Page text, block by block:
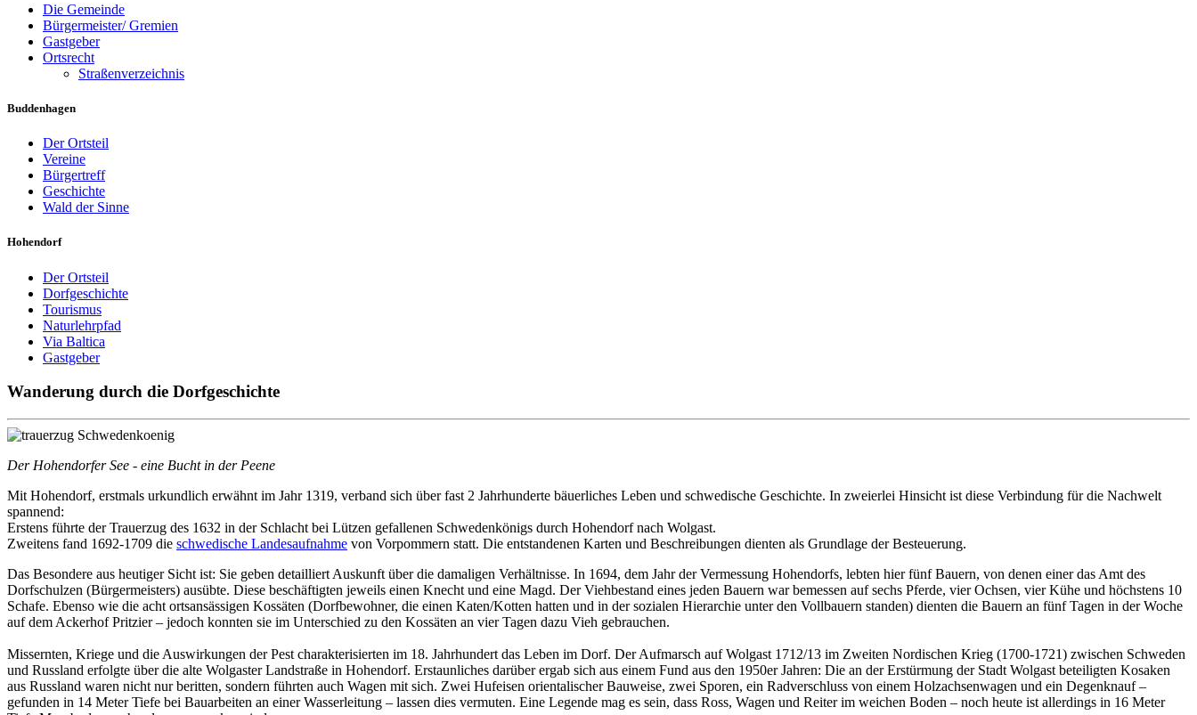
Die Gemeinde
Bürgermeister/ Gremien
Gastgeber
Ortsrecht
Straßenverzeichnis
Buddenhagen
Der Ortsteil
Vereine
Bürgertreff
Geschichte
Wald der Sinne
Hohendorf
Der Ortsteil
Dorfgeschichte
Tourismus
Naturlehrpfad
Via Baltica
Gastgeber
Wanderung durch die Dorfgeschichte
Der Hohendorfer See - eine Bucht in der Peene
Mit Hohendorf, erstmals urkundlich erwähnt im Jahr 1319, verband sich über fast 2 Jahrhunderte bäuerliches Leben und schwedische Geschichte. In zweierlei Hinsicht ist diese Verbindung für die Nachwelt
spannend:
Erstens führte der Trauerzug des 1632 in der Schlacht bei Lützen gefallenen Schwedenkönigs durch Hohendorf nach Wolgast.
Zweitens fand 1692-1709 die schwedische Landesaufnahme von Vorpommern statt. Die entstandenen Karten und Beschreibungen dienten als Grundlage der Besteuerung.
Das Besondere aus heutiger Sicht ist: Sie geben detailliert Auskunft über die damaligen Verhältnisse. In 1694, dem Jahr der Vermessung Hohendorfs, lebten hier fünf Bauern, von denen einer das Amt des
Dorfschulzen (Bürgermeisters) ausübte. Diese beschäftigten jeweils einen Knecht und eine Magd. Der Viehbestand eines jeden Bauern war bemessen auf sechs Pferde, vier Ochsen, vier Kühe und höchstens 10
Schafe. Ebenso wie die acht ortsansässigen Kossäten (Dorfbewohner, die einen Katen/Kotten hatten und in der sozialen Hierarchie unter den Vollbauern standen) dienten die Bauern an fünf Tagen in der Woche
auf dem Ackerhof Pritzier – jedoch konnten sie im Unterschied zu den Kossäten an vier Tagen dazu Vieh gebrauchen.
Missernten, Kriege und die Auswirkungen der Pest charakterisierten im 18. Jahrhundert das Leben im Dorf. Der Aufmarsch auf Wolgast 1712/13 im Zweiten Nordischen Krieg (1700-1721) zwischen Schweden
und Russland erfolgte über die alte Wolgaster Landstraße in Hohendorf. Erstaunliches darüber ergab sich aus einem Fund aus den 1950er Jahren: Die an der Erstürmung der Stadt Wolgast beteiligten Kosaken
aus Russland waren nicht nur beritten, sondern führten auch Wagen mit sich. Zwei Hufeisen orientalischer Bauweise, zwei Sporen, ein Radverschluss von einem Holzachsenwagen und ein Degenknauf –
gefunden in 14 Meter Tiefe bei Bauarbeiten an einer Wasserleitung – lassen dies vermuten. Eine Legende mag es sein, dass Ross, Wagen und Reiter im weichen Boden – noch heute ist allerdings in 16 Meter